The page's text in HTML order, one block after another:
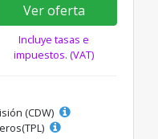
Ver oferta
Incluye tasas e
impuestos. (VAT)
(CDW)